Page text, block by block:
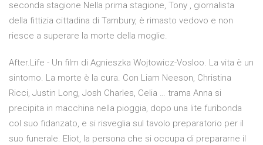
seconda stagione Nella prima stagione, Tony , giornalista
della fittizia cittadina di Tambury, è rimasto vedovo e non
riesce a superare la morte della moglie.
After.Life - Un film di Agnieszka Wojtowicz-Vosloo. La vita è un
sintomo. La morte è la cura. Con Liam Neeson, Christina
Ricci, Justin Long, Josh Charles, Celia … trama Anna si
precipita in macchina nella pioggia, dopo una lite furibonda
col suo fidanzato, e si risveglia sul tavolo preparatorio per il
suo funerale. Eliot, la persona che si occupa di prepararne il